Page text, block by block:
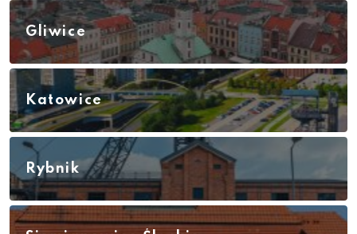
Gliwice
Katowice
Rybnik